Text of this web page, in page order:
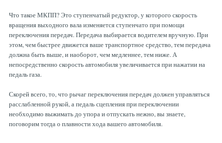
Что такое МКПП? Это ступенчатый редуктор, у которого скорость
вращения выходного вала изменяется ступенчато при помощи
переключения передач. Передача выбирается водителем вручную. При
этом, чем быстрее движется ваше транспортное средство, тем передача
должна быть выше, и наоборот, чем медленнее, тем ниже. А
непосредственно скорость автомобиля увеличивается при нажатии на
педаль газа.
Скорей всего, то, что рычаг переключения передач должен управляться
расслабленной рукой, а педаль сцепления при переключении
необходимо выжимать до упора и отпускать нежно, вы знаете,
поговорим тогда о плавности хода вашего автомобиля.
ТОРМОЗНЫЕ ДИСКИ